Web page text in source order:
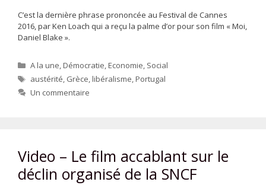
C’est la dernière phrase prononcée au Festival de Cannes
2016, par Ken Loach qui a reçu la palme d’or pour son film « Moi,
Daniel Blake ».
Catégories
A la une,Démocratie,Economie, Social
Étiquettes
austérité, Grèce,libéralisme,Portugal
Un commentaire
Video – Le film accablant sur le
déclin organisé de la SNCF